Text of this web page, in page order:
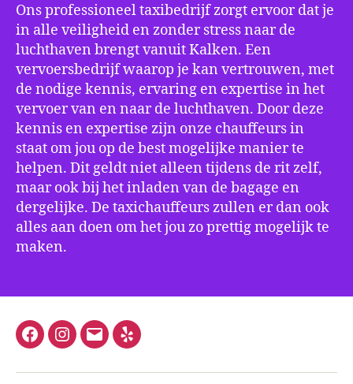
Ons professioneel taxibedrijf zorgt ervoor dat je
in alle veiligheid en zonder stress naar de
luchthaven brengt vanuit Kalken. Een
vervoersbedrijf waarop je kan vertrouwen, met
de nodige kennis, ervaring en expertise in het
vervoer van en naar de luchthaven. Door deze
kennis en expertise zijn onze chauffeurs in
staat om jou op de best mogelijke manier te
helpen. Dit geldt niet alleen tijdens de rit zelf,
maar ook bij het inladen van de bagage en
dergelijke. De taxichauffeurs zullen er dan ook
alles aan doen om het jou zo prettig mogelijk te
maken.
FacebookInstagram
E-
Yelp